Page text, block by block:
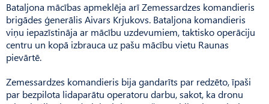
Bataljona mācības apmeklēja arī Zemessardzes komandieris
brigādes ģenerālis Aivars Krju­kovs. Bataljona komandieris
viņu iepazīstināja ar mācību uzdevumiem, taktisko operāciju
centru un kopā izbrauca uz pašu mācību vietu Raunas
pievārtē.
Zemessardzes komandieris bija gandarīts par redzēto, īpaši
par bezpilota lidaparātu operatoru darbu, sakot, ka dronu